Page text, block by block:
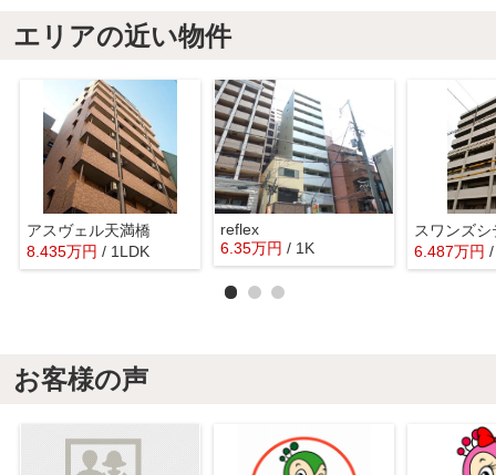
エリアの近い物件
アスヴェル天満橋
8.435万円 / 1LDK
reflex
6.35万円 / 1K 6.487万円
お客様の声